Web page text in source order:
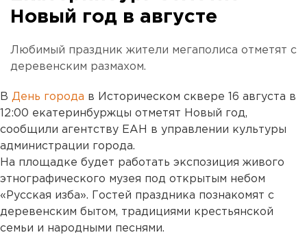
Новый год в августе
Любимый праздник жители мегаполиса отметят с
деревенским размахом.
В День города в Историческом сквере 16 августа в
12:00 екатеринбуржцы отметят Новый год,
сообщили агентству ЕАН в управлении культуры
администрации города.
На площадке будет работать экспозиция живого
этнографического музея под открытым небом
«Русская изба». Гостей праздника познакомят с
деревенским бытом, традициями крестьянской
семьи и народными песнями.